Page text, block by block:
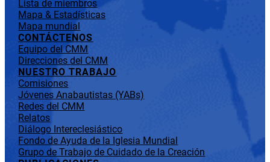
Lista de miembros
Mapa & Estadísticas
Mapa mundial
CONTÁCTENOS
Equipo del CMM
Direcciones del CMM
NUESTRO TRABAJO
Comisiones
Jóvenes Anabautistas (YABs)
Redes del CMM
Relatos
Diálogo Intereclesiástico
Fondo de Ayuda de la Iglesia Mundial
Grupo de Trabajo de Cuidado de la Creación